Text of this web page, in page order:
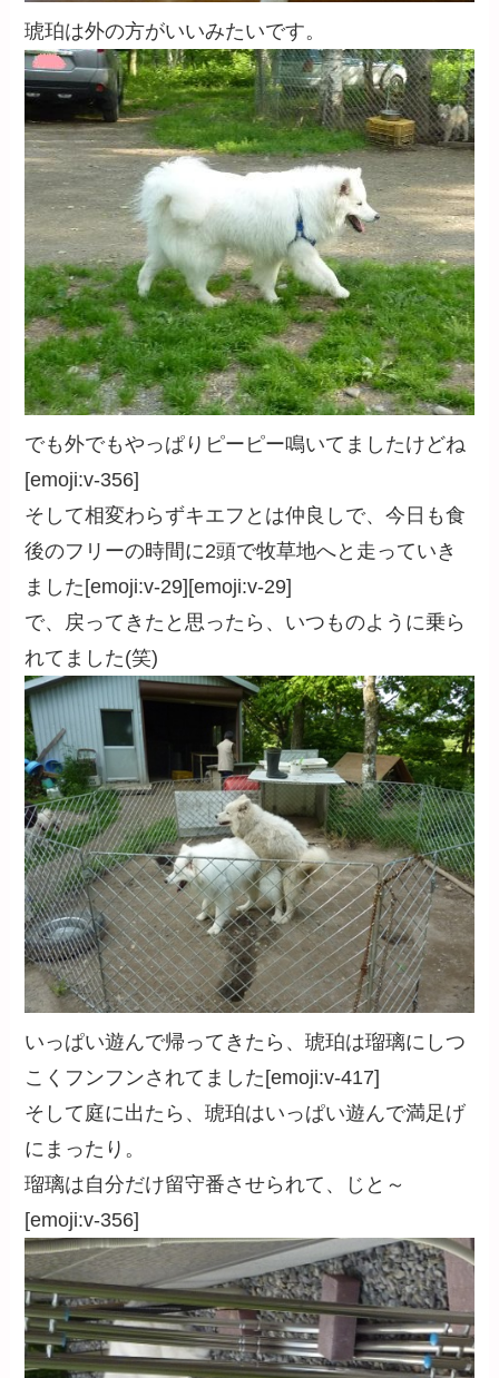
琥珀は外の方がいいみたいです。
でも外でもやっぱりピーピー鳴いてましたけどね
[emoji:v-356]
そして相変わらずキエフとは仲良しで、今日も食
後のフリーの時間に2頭で牧草地へと走っていき
ました[emoji:v-29][emoji:v-29]
で、戻ってきたと思ったら、いつものように乗ら
れてました(笑)
いっぱい遊んで帰ってきたら、琥珀は瑠璃にしつ
こくフンフンされてました[emoji:v-417]
そして庭に出たら、琥珀はいっぱい遊んで満足げ
にまったり。
瑠璃は自分だけ留守番させられて、じと～
[emoji:v-356]